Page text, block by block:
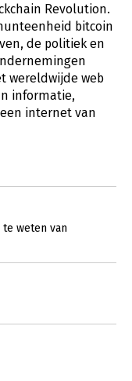
Revolution.
bitcoin
de politiek en
wereldwijde web
informatie,
internet van
te weten van